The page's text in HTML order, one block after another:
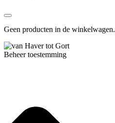
Geen producten in de winkelwagen.
Beheer toestemming